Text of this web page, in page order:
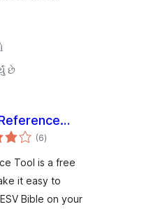
છે
(6કુલ
રેટિંગ્સ
)
Tool is a free
it easy to
Bible on your